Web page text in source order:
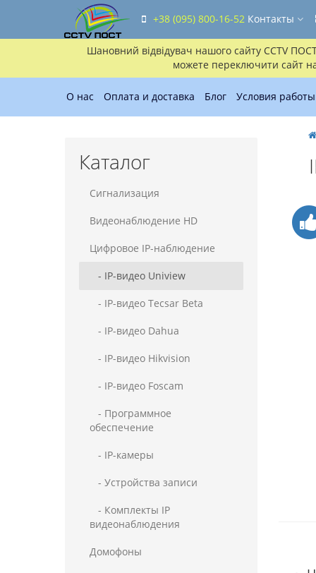
Шановний відвідувач нашого сайту CCTV
можете переключити сайт
+38 (095) 800-16-52 Контакты
О нас Оплата и доставка Блог Условия работы
Каталог
Сигнализация
Видеонаблюдение HD
Цифровое IP-наблюдение
- IP-видео Uniview
- IP-видео Tecsar Beta
- IP-видео Dahua
- IP-видео Hikvision
- IP-видео Foscam
- Программное
обеспечение
- IP-камеры
- Устройства записи
- Комплекты IP
видеонаблюдения
Домофоны